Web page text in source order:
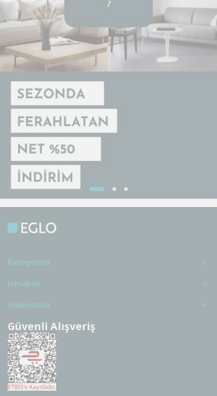
Kategoriler
Hesabım
Hakkımızda
Güvenli Alışveriş